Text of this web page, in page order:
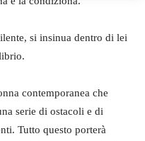
si insinua dentro di lei
contemporanea che
serie di ostacoli e di
Tutto questo porterà